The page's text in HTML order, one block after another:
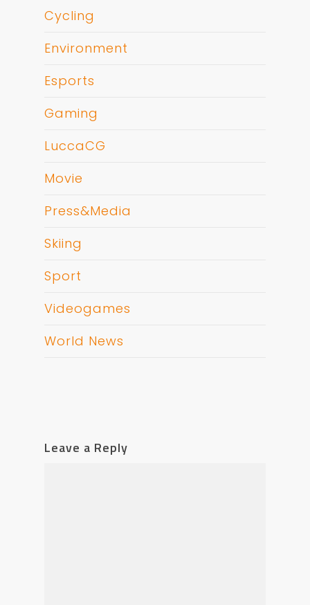
Cycling
Environment
Esports
Gaming
LuccaCG
Movie
Press&Media
Skiing
Sport
Videogames
World News
Leave a Reply